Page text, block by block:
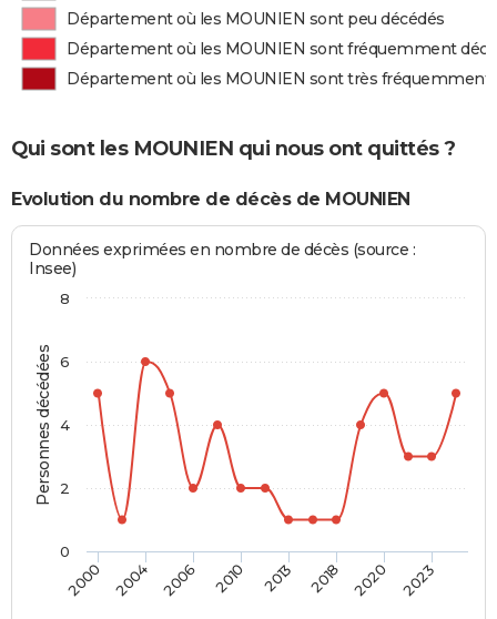
Département où les MOUNIEN sont peu décédés
Département où les MOUNIEN sont fréquemment
Département où les MOUNIEN sont très fréquemment
Qui sont les MOUNIEN qui nous ont quittés ?
Evolution du nombre de décès de MOUNIEN
Personnes décédées
Données exprimées en nombre de décès (source :
Insee)
2000 2004 2006 2010 2013 2018 2020 2023
0
2
4
6
8